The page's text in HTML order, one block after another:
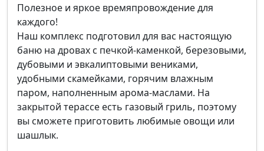
Полезное и яркое времяпровождение для
каждого!
Наш комплекс подготовил для вас настоящую
баню на дровах с печкой-каменкой, березовыми,
дубовыми и эвкалиптовыми вениками,
удобными скамейками, горячим влажным
паром, наполненным арома-маслами. На
закрытой терассе есть газовый гриль, поэтому
вы сможете приготовить любимые овощи или
шашлык.